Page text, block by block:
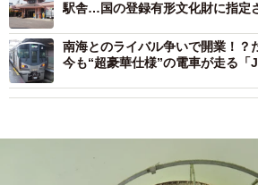
駅舎…国の登録有形文化財に指定
南海とのライバル争いで開業！？
今も“超豪華仕様”の電車が走る「